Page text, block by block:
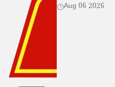
Aug 06 2026